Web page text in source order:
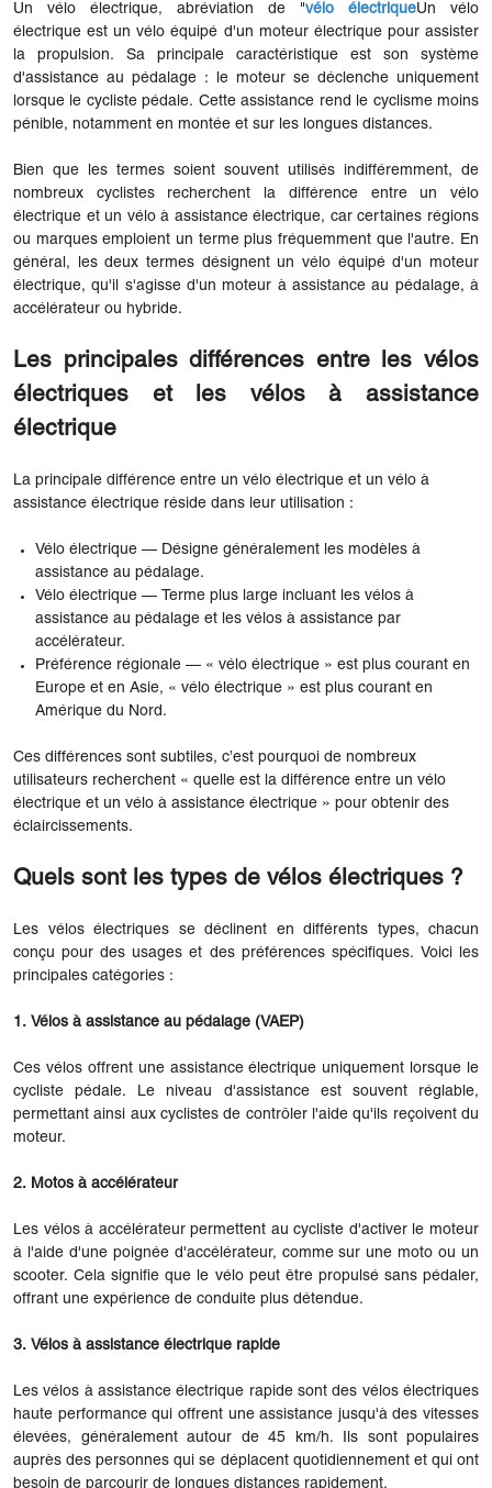
Un vélo électrique, abréviation de "vélo électriqueUn vélo
électrique est un vélo équipé d'un moteur électrique pour assister
la propulsion. Sa principale caractéristique est son système
d'assistance au pédalage : le moteur se déclenche uniquement
lorsque le cycliste pédale. Cette assistance rend le cyclisme moins
pénible, notamment en montée et sur les longues distances.
Bien que les termes soient souvent utilisés indifféremment, de
nombreux cyclistes recherchent la différence entre un vélo
électrique et un vélo à assistance électrique, car certaines régions
ou marques emploient un terme plus fréquemment que l'autre. En
général, les deux termes désignent un vélo équipé d'un moteur
électrique, qu'il s'agisse d'un moteur à assistance au pédalage, à
accélérateur ou hybride.
Les principales différences entre les vélos
électriques et les vélos à assistance
électrique
La principale différence entre un vélo électrique et un vélo à
assistance électrique réside dans leur utilisation :
Vélo électrique — Désigne généralement les modèles à
assistance au pédalage.
Vélo électrique — Terme plus large incluant les vélos à
assistance au pédalage et les vélos à assistance par
accélérateur.
Préférence régionale — « vélo électrique » est plus courant en
Europe et en Asie, « vélo électrique » est plus courant en
Amérique du Nord.
Ces différences sont subtiles, c’est pourquoi de nombreux
utilisateurs recherchent « quelle est la différence entre un vélo
électrique et un vélo à assistance électrique » pour obtenir des
éclaircissements.
Quels sont les types de vélos électriques ?
Les vélos électriques se déclinent en différents types, chacun
conçu pour des usages et des préférences spécifiques. Voici les
principales catégories :
1. Vélos à assistance au pédalage (VAEP)
Ces vélos offrent une assistance électrique uniquement lorsque le
cycliste pédale. Le niveau d'assistance est souvent réglable,
permettant ainsi aux cyclistes de contrôler l'aide qu'ils reçoivent du
moteur.
2. Motos à accélérateur
Les vélos à accélérateur permettent au cycliste d'activer le moteur
à l'aide d'une poignée d'accélérateur, comme sur une moto ou un
scooter. Cela signifie que le vélo peut être propulsé sans pédaler,
offrant une expérience de conduite plus détendue.
3. Vélos à assistance électrique rapide
Les vélos à assistance électrique rapide sont des vélos électriques
haute performance qui offrent une assistance jusqu'à des vitesses
élevées, généralement autour de 45 km/h. Ils sont populaires
auprès des personnes qui se déplacent quotidiennement et qui ont
besoin de parcourir de longues distances rapidement.